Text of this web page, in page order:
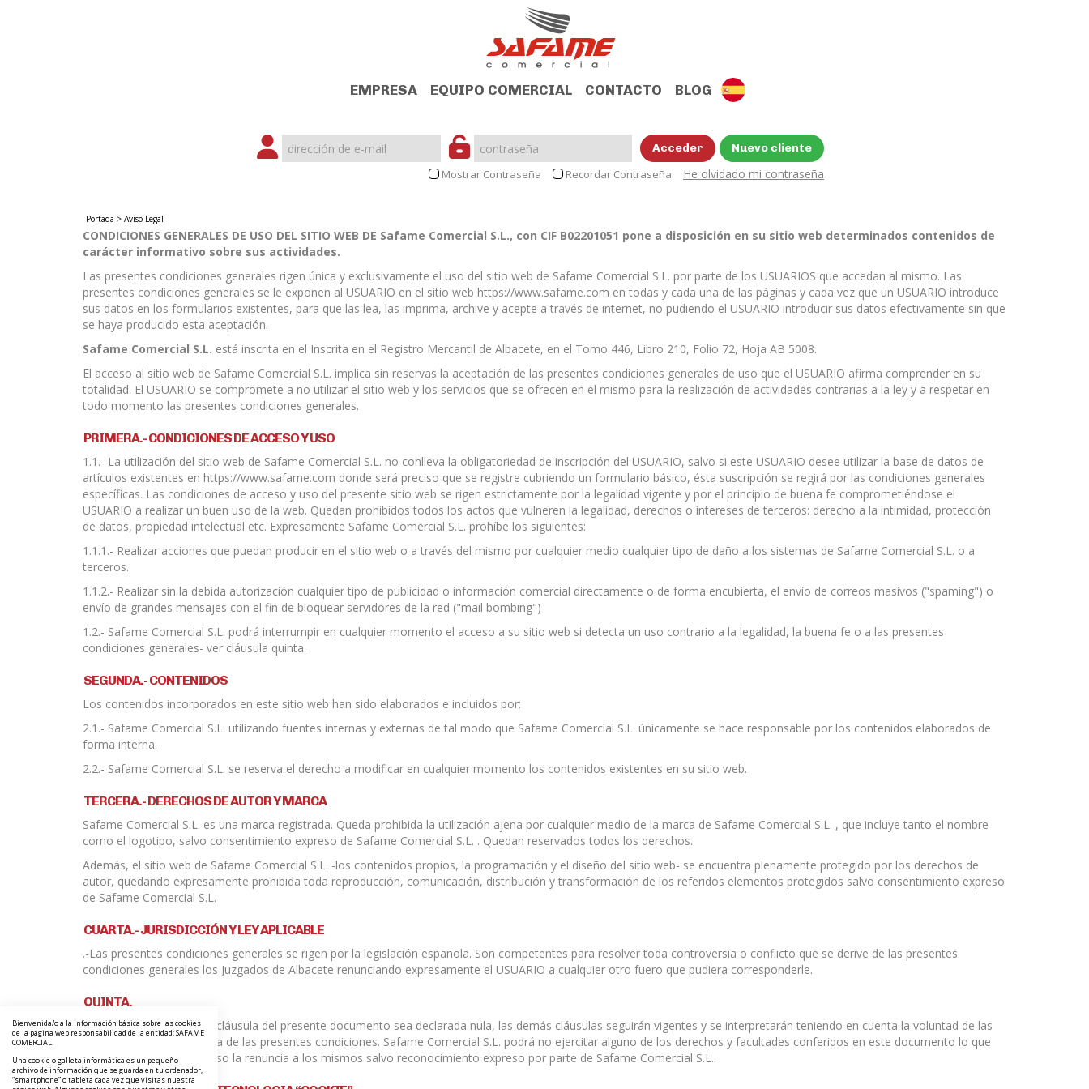
EMPRESA EQUIPO COMERCIAL CONTACTO BLOG
Acceder Nuevo cliente
Mostrar Contraseña Recordar Contraseña He olvidado mi contraseña
Portada > Aviso Legal
CONDICIONES GENERALES DE USO DEL SITIO WEB DE Safame Comercial S.L., con CIF B02201051 pone a disposición en su sitio web determinados contenidos de
carácter informativo sobre sus actividades.
Las presentes condiciones generales rigen única y exclusivamente el uso del sitio web de Safame Comercial S.L. por parte de los USUARIOS que accedan al mismo. Las
presentes condiciones generales se le exponen al USUARIO en el sitio web https://www.safame.com en todas y cada una de las páginas y cada vez que un USUARIO introduce
sus datos en los formularios existentes, para que las lea, las imprima, archive y acepte a través de internet, no pudiendo el USUARIO introducir sus datos efectivamente sin que
se haya producido esta aceptación.
Safame Comercial S.L. está inscrita en el Inscrita en el Registro Mercantil de Albacete, en el Tomo 446, Libro 210, Folio 72, Hoja AB 5008.
El acceso al sitio web de Safame Comercial S.L. implica sin reservas la aceptación de las presentes condiciones generales de uso que el USUARIO afirma comprender en su
totalidad. El USUARIO se compromete a no utilizar el sitio web y los servicios que se ofrecen en el mismo para la realización de actividades contrarias a la ley y a respetar en
todo momento las presentes condiciones generales.
PRIMERA.- CONDICIONES DE ACCESO Y USO
1.1.- La utilización del sitio web de Safame Comercial S.L. no conlleva la obligatoriedad de inscripción del USUARIO, salvo si este USUARIO desee utilizar la base de datos de
artículos existentes en https://www.safame.com donde será preciso que se registre cubriendo un formulario básico, ésta suscripción se regirá por las condiciones generales
específicas. Las condiciones de acceso y uso del presente sitio web se rigen estrictamente por la legalidad vigente y por el principio de buena fe comprometiéndose el
USUARIO a realizar un buen uso de la web. Quedan prohibidos todos los actos que vulneren la legalidad, derechos o intereses de terceros: derecho a la intimidad, protección
de datos, propiedad intelectual etc. Expresamente Safame Comercial S.L. prohíbe los siguientes:
1.1.1.- Realizar acciones que puedan producir en el sitio web o a través del mismo por cualquier medio cualquier tipo de daño a los sistemas de Safame Comercial S.L. o a
terceros.
1.1.2.- Realizar sin la debida autorización cualquier tipo de publicidad o información comercial directamente o de forma encubierta, el envío de correos masivos ("spaming") o
envío de grandes mensajes con el fin de bloquear servidores de la red ("mail bombing")
1.2.- Safame Comercial S.L. podrá interrumpir en cualquier momento el acceso a su sitio web si detecta un uso contrario a la legalidad, la buena fe o a las presentes
condiciones generales- ver cláusula quinta.
SEGUNDA.- CONTENIDOS
Los contenidos incorporados en este sitio web han sido elaborados e incluidos por:
2.1.- Safame Comercial S.L. utilizando fuentes internas y externas de tal modo que Safame Comercial S.L. únicamente se hace responsable por los contenidos elaborados de
forma interna.
2.2.- Safame Comercial S.L. se reserva el derecho a modificar en cualquier momento los contenidos existentes en su sitio web.
TERCERA.- DERECHOS DE AUTOR Y MARCA
Safame Comercial S.L. es una marca registrada. Queda prohibida la utilización ajena por cualquier medio de la marca de Safame Comercial S.L. , que incluye tanto el nombre
como el logotipo, salvo consentimiento expreso de Safame Comercial S.L. . Quedan reservados todos los derechos.
Además, el sitio web de Safame Comercial S.L. -los contenidos propios, la programación y el diseño del sitio web- se encuentra plenamente protegido por los derechos de
autor, quedando expresamente prohibida toda reproducción, comunicación, distribución y transformación de los referidos elementos protegidos salvo consentimiento expreso
de Safame Comercial S.L.
CUARTA.- JURISDICCIÓN Y LEY APLICABLE
.-Las presentes condiciones generales se rigen por la legislación española. Son competentes para resolver toda controversia o conflicto que se derive de las presentes
condiciones generales los Juzgados de Albacete renunciando expresamente el USUARIO a cualquier otro fuero que pudiera corresponderle.
QUINTA.
En caso de que cualquier cláusula del presente documento sea declarada nula, las demás cláusulas seguirán vigentes y se interpretarán teniendo en cuenta la voluntad de las
partes y la finalidad misma de las presentes condiciones. Safame Comercial S.L. podrá no ejercitar alguno de los derechos y facultades conferidos en este documento lo que
no implicará en ningún caso la renuncia a los mismos salvo reconocimiento expreso por parte de Safame Comercial S.L..
Bienvenida/o a la información básica sobre las cookies
de la página web responsabilidad de la entidad: SAFAME
COMERCIAL.
Una cookie o galleta informática es un pequeño
archivo de información que se guarda en tu ordenador,
“smartphone” o tableta cada vez que visitas nuestra